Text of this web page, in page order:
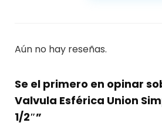
Aún no hay reseñas.
Se el primero en opinar
Valvula Esférica Union
1/2″”